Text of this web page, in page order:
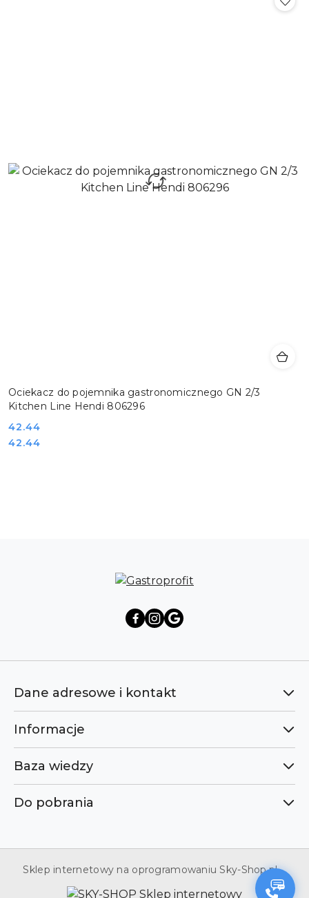
Ociekacz do pojemnika gastronomicznego GN 2/3
Kitchen Line Hendi 806296
Cena:
42.44
Cena:
42.44
Dane adresowe i kontakt
Informacje
Baza wiedzy
Do pobrania
Sklep internetowy na oprogramowaniu Sky-Shop.pl